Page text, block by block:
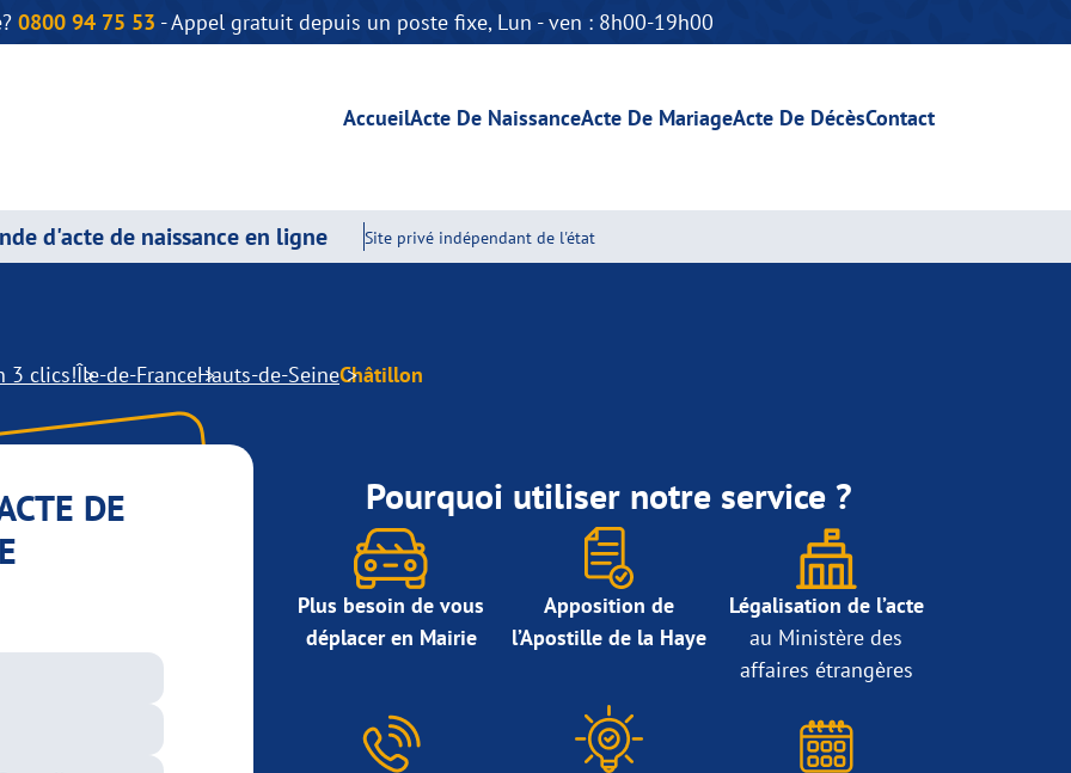
0800 94 75 53 - Appel gratuit depuis un poste fixe, Lun - ven : 8h00-19h00
AccueilActe De NaissanceActe De MariageActe De DécèsContact
d'acte de naissance en ligne Site privé indépendant de l'état
3 clics!Île-de-FranceHauts-de-SeineChâtillon
DE
Pourquoi utiliser notre service ?
Plus besoin de vous
déplacer en Mairie
Apposition de
l’Apostille de la Haye
Légalisation de l’acte
au Ministère des
affaires étrangères